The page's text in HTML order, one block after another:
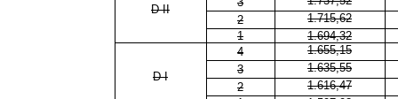
D II
2
1.715,62
1
1.694,32
D I
4
1.655,15
3
1.635,55
2
1.616,47